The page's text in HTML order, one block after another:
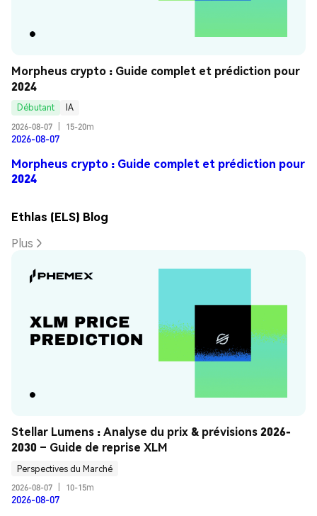
Morpheus crypto : Guide complet et prédiction pour
2024
Débutant
IA
2026-08-07
15-20m
2026-08-07
Morpheus crypto : Guide complet et prédiction pour
2024
Ethlas (ELS) Blog
Plus
Stellar Lumens : Analyse du prix & prévisions 2026-
2030 – Guide de reprise XLM
Perspectives du Marché
2026-08-07
10-15m
2026-08-07